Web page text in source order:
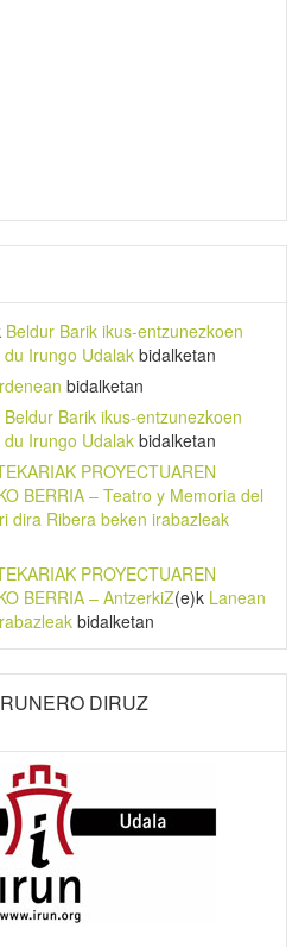
Beldur Barik ikus-entzunezkoen
Irungo Udalak bidalketan
bidalketan
Beldur Barik ikus-entzunezkoen
Irungo Udalak bidalketan
PROYECTUAREN
BERRIA – Teatro y Memoria del
dira Ribera beken irabazleak
PROYECTUAREN
BERRIA – AntzerkiZ(e)k Lanean
bidalketan
DIRUZ